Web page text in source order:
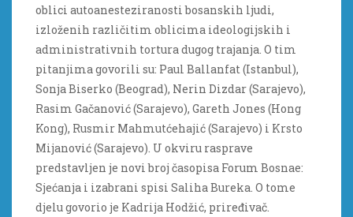
oblici autoanesteziranosti bosanskih ljudi,
izloženih različitim oblicima ideologijskih i
administrativnih tortura dugog trajanja. O tim
pitanjima govorili su: Paul Ballanfat (Istanbul),
Sonja Biserko (Beograd), Nerin Dizdar (Sarajevo),
Rasim Gačanović (Sarajevo), Gareth Jones (Hong
Kong), Rusmir Mahmutćehajić (Sarajevo) i Krsto
Mijanović (Sarajevo). U okviru rasprave
predstavljen je novi broj časopisa Forum Bosnae:
Sjećanja i izabrani spisi Saliha Bureka. O tome
djelu govorio je Kadrija Hodžić, priređivač.